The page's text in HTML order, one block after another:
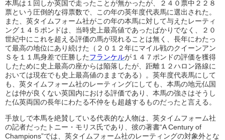
本馬は１回しか英国で走ったことが無かったが、２４０票中２２８
票という圧倒的な得票数で、この年の英年度代表馬に選出された。
また、英タイムフォーム社がこの年の本馬に対して与えたレーティ
ング１４５ポンドは、当時史上最高値であったばかりでなく、２０
世紀中にこれを超える評価の馬が現れることは無く、長年にわたっ
て最高の地位にあり続けた（２０１２年にマイル戦のクイーンアン
Ｓを１１馬身差で圧勝したフランケルが１４７ポンドの評価を獲得
したために史上最高の座からは陥落したが、距離１２ハロン路線に
おいては現在でも史上最高値のままである）。英年度代表馬にして
も、英タイムフォーム社のレーティングにしても、本馬の地元仏国
とは仲が良くない英国内における評価であり、本馬の強さはそうし
た仏英両国の長年にわたる不仲をも超越するものだったと言える。
手放しで本馬を絶賛している代表的な人物は、英タイムフォーム社
の記者だったトニー・モリス氏であり、彼の著書“A Century of
Champions”では、英タイムフォーム社のレーティングの対象外とな